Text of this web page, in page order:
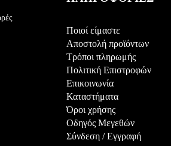
Ποιοί είμαστε
Αποστολή προϊόντων
Τρόποι πληρωμής
Πολιτική Επιστροφών
Επικοινωνία
Καταστήματα
Όροι χρήσης
Οδηγός Μεγεθών
Σύνδεση /Εγγραφή